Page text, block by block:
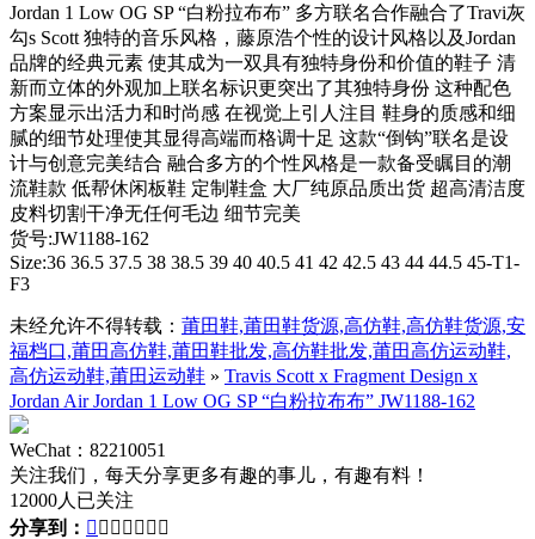
Jordan 1 Low OG SP “白粉拉布布” 多方联名合作融合了Travi灰
勾s Scott 独特的音乐风格，藤原浩个性的设计风格以及Jordan
品牌的经典元素 使其成为一双具有独特身份和价值的鞋子 清
新而立体的外观加上联名标识更突出了其独特身份 这种配色
方案显示出活力和时尚感 在视觉上引人注目 鞋身的质感和细
腻的细节处理使其显得高端而格调十足 这款“倒钩”联名是设
计与创意完美结合 融合多方的个性风格是一款备受瞩目的潮
流鞋款 低帮休闲板鞋 定制鞋盒 大厂纯原品质出货 超高清洁度
皮料切割干净无任何毛边 细节完美
货号:JW1188-162
Size:36 36.5 37.5 38 38.5 39 40 40.5 41 42 42.5 43 44 44.5 45-T1-
F3
未经允许不得转载： 莆田鞋,莆田鞋货源,高仿鞋,高仿鞋货源,安
福档口,莆田高仿鞋,莆田鞋批发,高仿鞋批发,莆田高仿运动鞋,
高仿运动鞋,莆田运动鞋 » Travis Scott x Fragment Design x
Jordan Air Jordan 1 Low OG SP “白粉拉布布” JW1188-162
WeChat：82210051
关注我们，每天分享更多有趣的事儿，有趣有料！
12000人已关注
分享到：       